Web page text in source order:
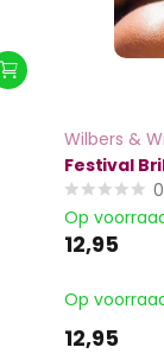
Wilbers &
Festival
0
Op
12,95
Op
12,95